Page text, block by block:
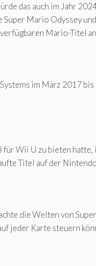
das auch im Jahr
Mario Odyssey
Mario-Titel
im März 2017 bis
Wii U zu bieten hatte,
Titel auf der
die Welten von
jeder Karte steuern